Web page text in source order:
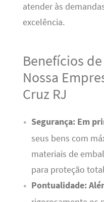
atender às
excelência.
Benefícios
Nossa
Cruz RJ
Segurança: Em
seus bens com
materiais de
para proteção
Pontualidade: